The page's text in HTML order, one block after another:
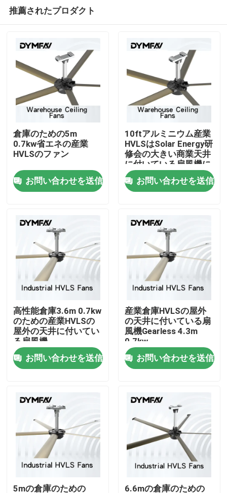
プロダクト
私達について
品質管理
私達に連絡しなさい
大きいHVLSファン
産業HVLSファン
商業HVLSファン
推薦されたプロダクト
倉庫のための5m
0.7kw省エネの産業
HVLSのファン
お問い合わせを送信
10ftアルミニウム産業
HVLSはSolar Energy研
修会の大きい商業天井
に付いている扇風機に
送風する
お問い合わせを送信
高性能倉庫3.6m 0.7kw
のための産業HVLSの
屋外の天井に付いてい
る扇風機
お問い合わせを送信
産業倉庫HVLSの屋外
の天井に付いている扇
風機Gearless 4.3m
0.7kw
お問い合わせを送信
5mの倉庫のための 6.6mの倉庫のための